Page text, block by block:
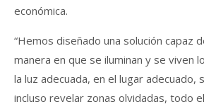
económica.
“Hemos diseñado una solución capaz
manera en que se iluminan y se viven
la luz adecuada, en el lugar adecuado,
incluso revelar zonas olvidadas, todo